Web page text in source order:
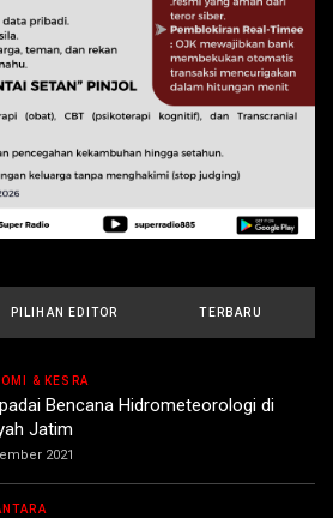
PILIHAN EDITOR TERBARU
& KESRA
Bencana Hidrometeorologi di
Jatim
2021